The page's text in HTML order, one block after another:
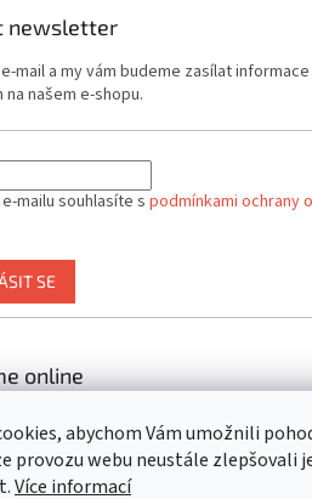
abychom Vám umožnili
provozu webu neustále zlepšovali
Více informací
newsletter
mail a my vám budeme zasílat
našem e-shopu.
mailu souhlasíte s podmínkami ochrany
SE
online